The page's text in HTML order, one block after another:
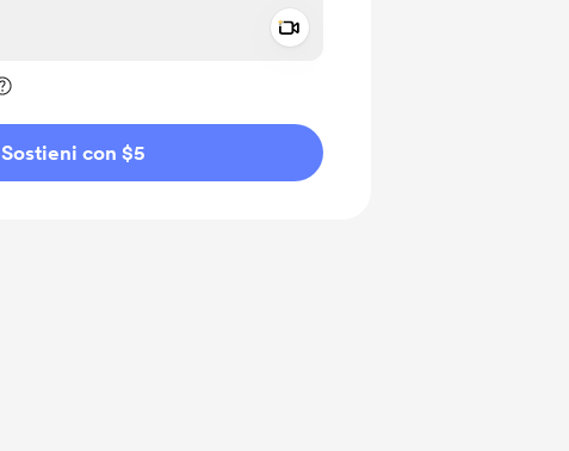
Sostieni con $5